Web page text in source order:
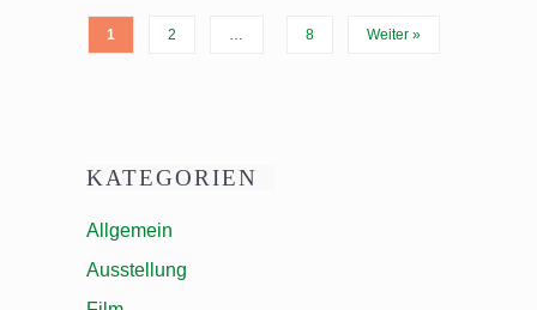
1 2 8 Weiter »
KATEGORIEN
Allgemein
Ausstellung